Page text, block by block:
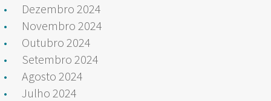
Dezembro 2024
Novembro 2024
Outubro 2024
Setembro 2024
Agosto 2024
Julho 2024